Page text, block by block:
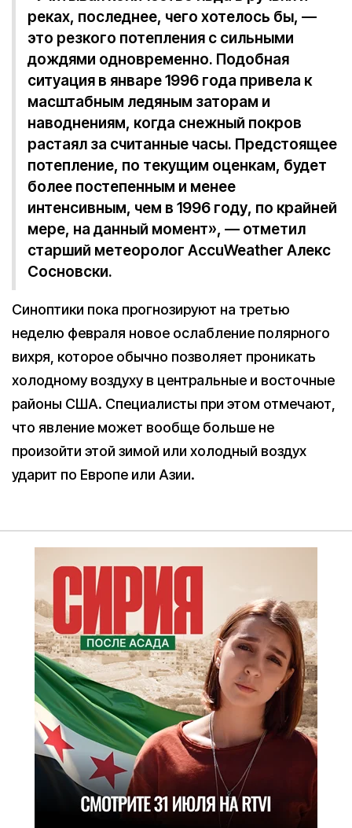
реках, последнее, чего хотелось бы, —
это резкого потепления с сильными
дождями одновременно. Подобная
ситуация в январе 1996 года привела к
масштабным ледяным заторам и
наводнениям, когда снежный покров
растаял за считанные часы. Предстоящее
потепление, по текущим оценкам, будет
более постепенным и менее
интенсивным, чем в 1996 году, по крайней
мере, на данный момент», — отметил
старший метеоролог AccuWeather Алекс
Сосновски.
Синоптики пока прогнозируют на третью
неделю февраля новое ослабление полярного
вихря, которое обычно позволяет проникать
холодному воздуху в центральные и восточные
районы США. Специалисты при этом отмечают,
что явление может вообще больше не
произойти этой зимой или холодный воздух
ударит по Европе или Азии.